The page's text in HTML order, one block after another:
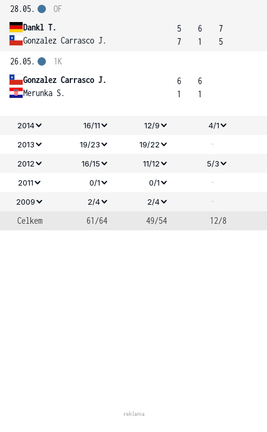
28.05.
Dankl T.
Gonzalez Carrasco J.
OF
5
7
6
1
7
5
26.05.
Gonzalez Carrasco J.
Merunka S.
1K
6
1
6
1
2014 16/11 12/9
4/1
2013
19/23 19/22 -
2012 16/15 11/12
5/3
2011
0/1 0/1 -
2009 2/4 2/4
-
Celkem
61/64 49/54 12/8